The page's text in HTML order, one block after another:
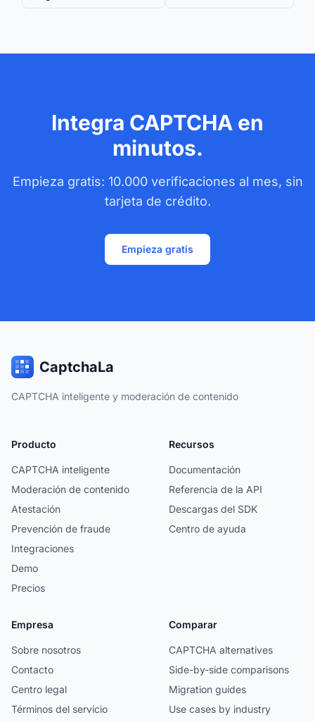
Integra CAPTCHA en
minutos.
Empieza gratis: 10.000 verificaciones al mes, sin
tarjeta de crédito.
Empieza gratis
CaptchaLa
CAPTCHA inteligente y moderación de contenido
Producto
CAPTCHA inteligente
Moderación de contenido
Atestación
Prevención de fraude
Integraciones
Demo
Precios
Recursos
Documentación
Referencia de la API
Descargas del SDK
Centro de ayuda
Empresa
Sobre nosotros
Contacto
Centro legal
Términos del servicio
Comparar
CAPTCHA alternatives
Side-by-side comparisons
Migration guides
Use cases by industry